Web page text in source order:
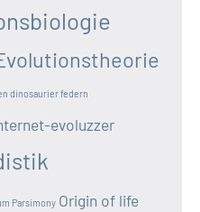
dinosaurier federn
evoluzzer
Parsimony Origin of life